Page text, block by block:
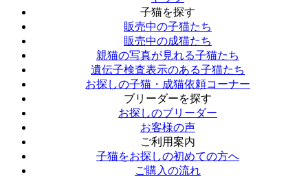
子猫を探す
販売中の子猫たち
販売中の成猫たち
親猫の写真が見れる子猫たち
遺伝子検査表示のある子猫たち
お探しの子猫・成猫依頼コーナー
ブリーダーを探す
お探しのブリーダー
お客様の声
ご利用案内
子猫をお探しの初めての方へ
ご購入の流れ